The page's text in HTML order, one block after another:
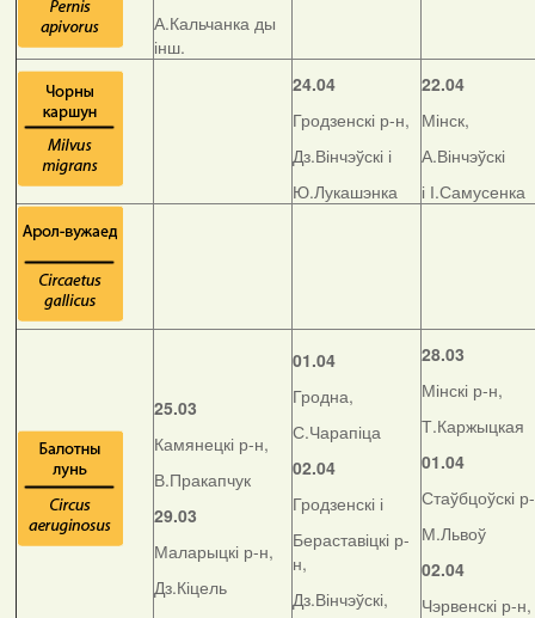
А.Кальчанка ды
інш.
24.04
Гродзенскі р-н,
Дз.Вінчэўскі і
Ю.Лукашэнка
22.04
Мінск,
А.Вінчэўскі
і І.Самусенка
25.03
Камянецкі р-н,
В.Пракапчук
29.03
Маларыцкі р-н,
Дз.Кіцель
01.04
Гродна,
С.Чарапіца
02.04
Гродзенскі і
Бераставіцкі р-
н,
Дз.Вінчэўскі,
28.03
Мінскі р-н,
Т.Каржыцкая
01.04
Стаўбцоўскі
М.Львоў
02.04
Чэрвенскі р-н,